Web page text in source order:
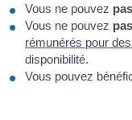
Vous ne pouvez
Vous ne pouvez pas
rémunérés pour
disponibilité.
Vous pouvez